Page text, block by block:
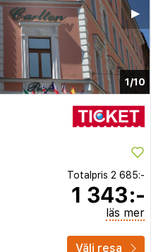
1/10
▶︎
Totalpris 2 685:-
1 343:-
läs mer
Välj resa